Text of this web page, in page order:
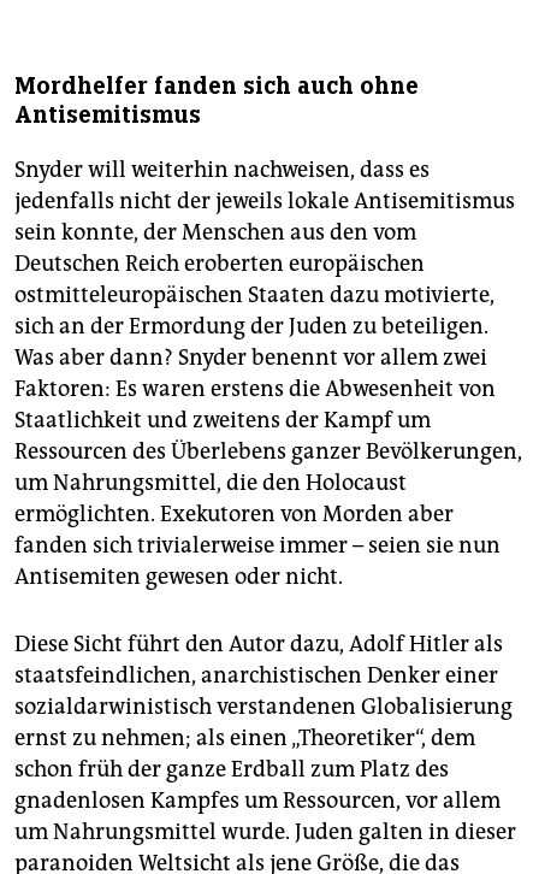
Mordhelfer fanden sich auch ohne
Antisemitismus
Snyder will weiterhin nachweisen, dass es
jedenfalls nicht der jeweils lokale Antisemitismus
sein konnte, der Menschen aus den vom
Deutschen Reich eroberten europäischen
ostmitteleuropäischen Staaten dazu motivierte,
sich an der Ermordung der Juden zu beteiligen.
Was aber dann? Snyder benennt vor allem zwei
Faktoren: Es waren erstens die Abwesenheit von
Staatlichkeit und zweitens der Kampf um
Ressourcen des Überlebens ganzer Bevölkerungen,
um Nahrungsmittel, die den Holocaust
ermöglichten. Exekutoren von Morden aber
fanden sich trivialerweise immer – seien sie nun
Antisemiten gewesen oder nicht.
Diese Sicht führt den Autor dazu, Adolf Hitler als
staatsfeindlichen, anarchistischen Denker einer
sozialdarwinistisch verstandenen Globalisierung
ernst zu nehmen; als einen „Theoretiker“, dem
schon früh der ganze Erdball zum Platz des
gnadenlosen Kampfes um Ressourcen, vor allem
um Nahrungsmittel wurde. Juden galten in dieser
paranoiden Weltsicht als jene Größe, die das